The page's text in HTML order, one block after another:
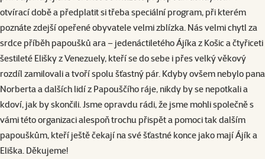
otvírací době a předplatit si třeba speciální program, při kterém
poznáte zdejší opeřené obyvatele velmi zblízka. Nás velmi chytl za
srdce příběh papoušků ara – jedenáctiletého Ájíka z Košic a čtyřiceti
šestileté Elišky z Venezuely, kteří se do sebe i přes velký věkový
rozdíl zamilovali a tvoří spolu šťastný pár. Kdyby ovšem nebylo pana
Norberta a dalších lidí z Papouščího ráje, nikdy by se nepotkali a
kdoví, jak by skončili. Jsme opravdu rádi, že jsme mohli společně s
vámi této organizaci alespoň trochu přispět a pomoci tak dalším
papouškům, kteří ještě čekají na své šťastné konce jako mají Ájík a
Eliška. Děkujeme!